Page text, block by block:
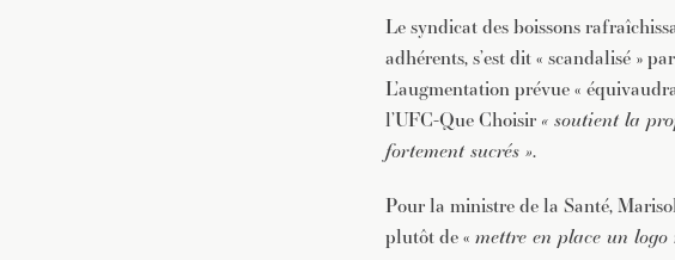
Le syndicat des boissons
adhérents, s’est dit « scandalisé »
L’augmentation prévue «
l’UFC-Que Choisir « soutient la
fortement sucrés ».
Pour la ministre de la Santé,
plutôt de « mettre en place un